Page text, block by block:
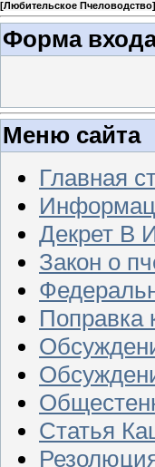
[Любительское Пчеловодство]
Форма
Меню сайта
Главная
Декрет В
Закон о
Поправка
Статья